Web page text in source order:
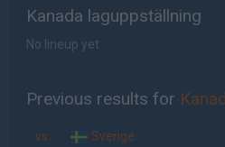
Kanada laguppställning
No lineup yet
Previous results for
vs. Sverige